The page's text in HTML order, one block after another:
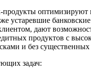
продукты оптимизируют
устаревшие
дают
продуктов с
и без существенных
задач: